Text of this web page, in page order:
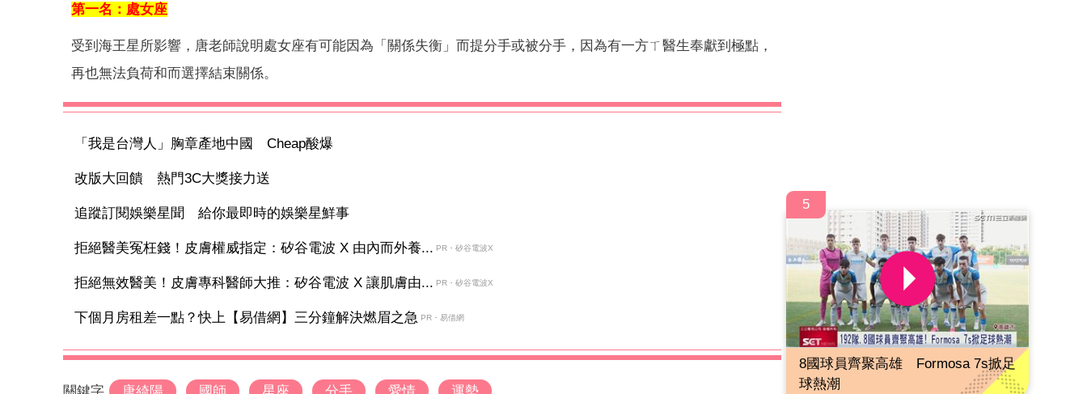
第一名：處女座
受到海王星所影響，唐老師說明處女座有可能因為「關係失衡」而提分手或被分手，因為有一方ㄒ醫生奉獻到極點，
再也無法負荷和而選擇結束關係。
「我是台灣人」胸章產地中國 Cheap酸爆
改版大回饋 熱門3C大獎接力送
追蹤訂閱娛樂星聞 給你最即時的娛樂星鮮事
拒絕醫美冤枉錢！皮膚權威指定：矽谷電波 X 由內而外養... PR・矽谷電波X
拒絕無效醫美！皮膚專科醫師大推：矽谷電波 X 讓肌膚由... PR・矽谷電波X
下個月房租差一點？快上【易借網】三分鐘解決燃眉之急 PR・易借網
5
8國球員齊聚高雄 Formosa 7s掀足
球熱潮